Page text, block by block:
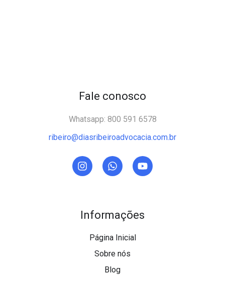
Informações
Página Inicial
Sobre nós
Blog
Fale conosco
Whatsapp: 800 591 6578
ribeiro@diasribeiroadvocacia.com.br